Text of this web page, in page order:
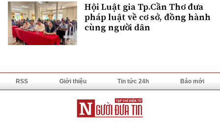
Hội Luật gia Tp.Cần Thơ đưa
pháp luật về cơ sở, đồng hành
cùng người dân
RSS Giới thiệu Tin tức 24h Báo mới